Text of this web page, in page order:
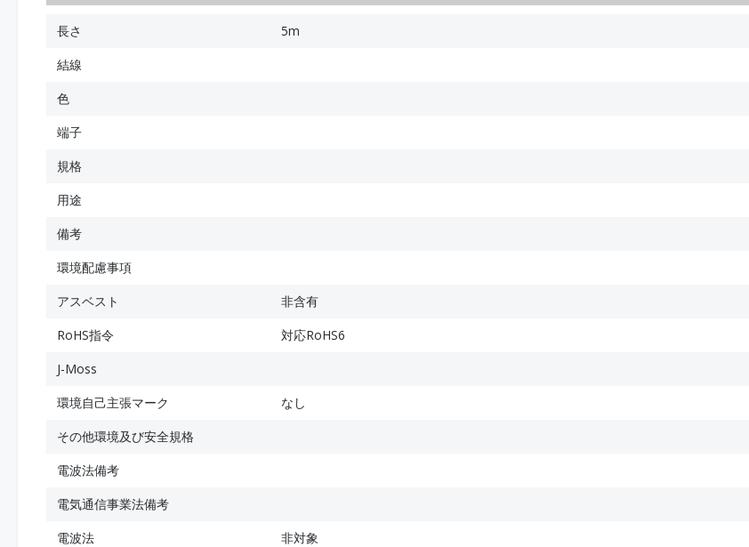
長さ
5m
結線
色
端子
規格
用途
備考
環境配慮事項
アスベスト
非含有
RoHS指令
対応RoHS6
J-Moss
環境自己主張マーク
なし
その他環境及び安全規格
電波法備考
電気通信事業法備考
電波法
非対象